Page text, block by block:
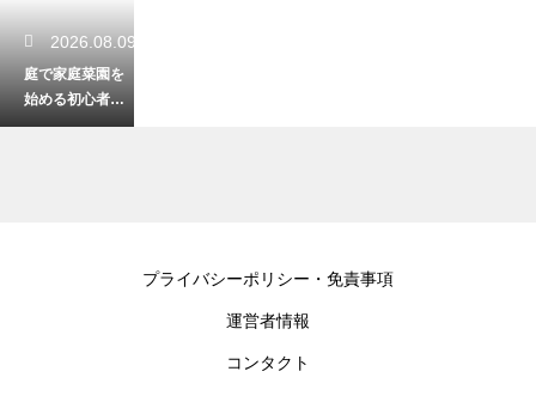
2026.08.09
庭で家庭菜園を
始める初心者向
け指南！土作り
プライバシーポリシー・免責事項
運営者情報
コンタクト